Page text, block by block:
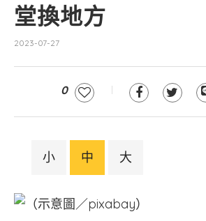
堂換地方
2023-07-27
0
小 中 大